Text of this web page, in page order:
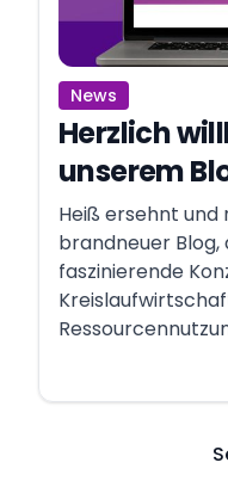
News
Herzlich
unserem
Heiß ersehnt und
brandneuer Blog,
faszinierende